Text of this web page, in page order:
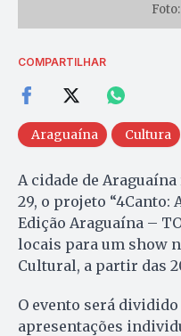
COMPARTILHAR
Araguaína Cultura
A cidade de
29, o projeto “4Canto:
Edição Araguaína –
locais para um show
Cultural, a partir das
O evento será
apresentações